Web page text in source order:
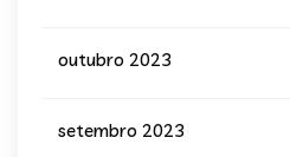
outubro 2023
setembro 2023